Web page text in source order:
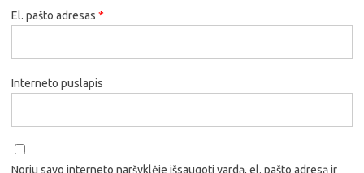
El. pašto adresas *
Interneto puslapis
Noriu savo interneto naršyklėje išsaugoti vardą, el. pašto adresą ir